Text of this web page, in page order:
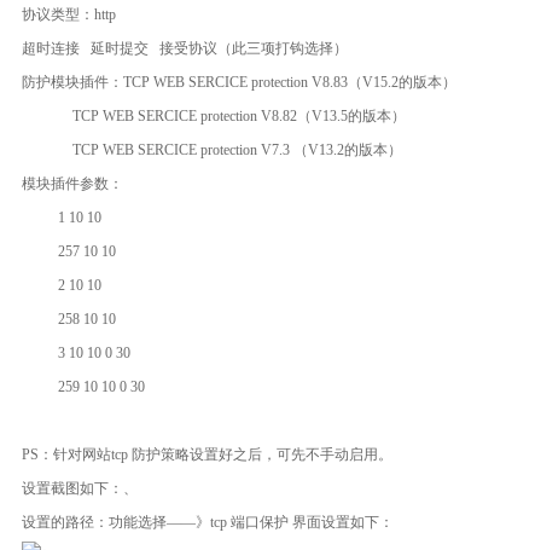
协议类型：http
超时连接 延时提交 接受协议（此三项打钩选择）
防护模块插件：TCP WEB SERCICE protection V8.83（V15.2的版本）
TCP WEB SERCICE protection V8.82（V13.5的版本）
TCP WEB SERCICE protection V7.3 （V13.2的版本）
模块插件参数：
1 10 10
257 10 10
2 10 10
258 10 10
3 10 10 0 30
259 10 10 0 30
PS：针对网站tcp 防护策略设置好之后，可先不手动启用。
设置截图如下：、
设置的路径：功能选择——》tcp 端口保护 界面设置如下：